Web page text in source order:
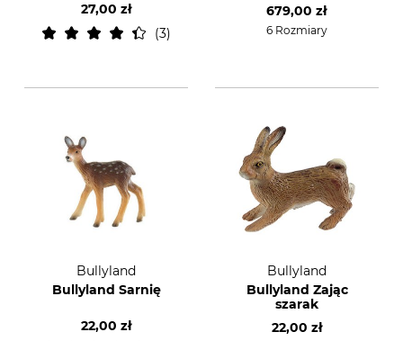
27,00 zł
3
679,00 zł
6 Rozmiary
Bullyland
Bullyland Sarnię
22,00 zł
Bullyland
Bullyland Zając
szarak
22,00 zł